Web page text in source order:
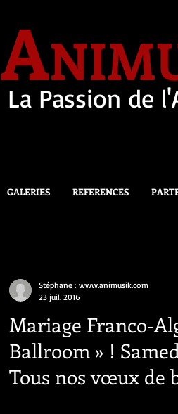
A
La Passion de
GALERIES REFERENCES
Mariage Franco-
Ballroom » !
Tous nos vœux de
Stéphane : www.animusik.com
23 juil. 2016